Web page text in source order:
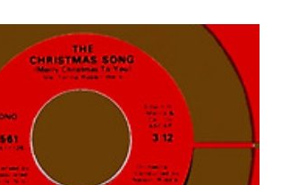
스티븐스(Garry Stevens)와 멜로 락스(Mello
앤디 러셀(Andy Russell)과 폴 웨스턴(Paul
에 올랐다. 루마니아의 클래식 작곡가 아이온 이
Jova..